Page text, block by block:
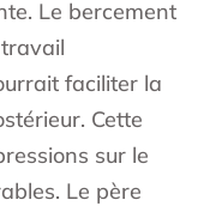
Le bercement
faciliter la
Cette
sur le
Le père